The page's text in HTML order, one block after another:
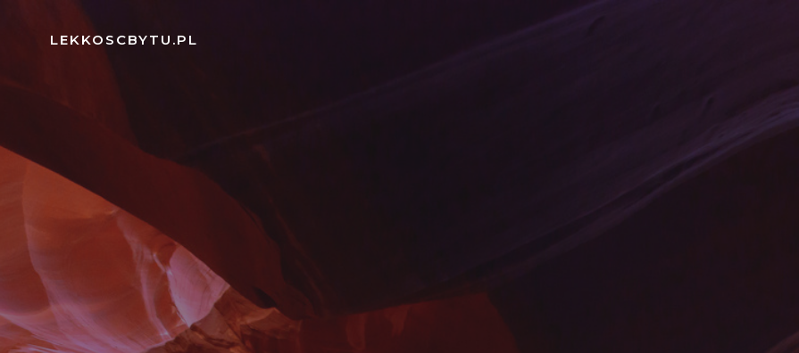
LEKKOSCBYTU.PL